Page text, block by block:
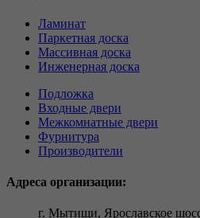
Ламинат
Паркетная доска
Массивная доска
Инженерная доска
Подложка
Входные двери
Межкомнатные двери
Фурнитура
Производители
Адреса организации:
г. Мытищи, Ярославское